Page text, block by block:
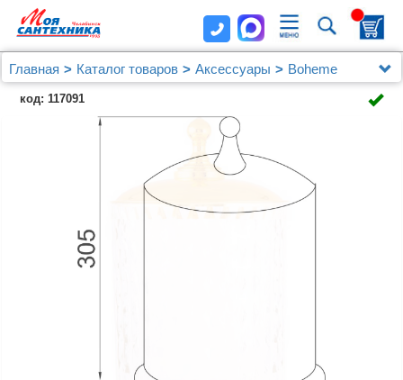
Главная Каталог товаров Аксессуары
Boheme
Мусорное ведро Boheme Imperiale 10424
код: 117091